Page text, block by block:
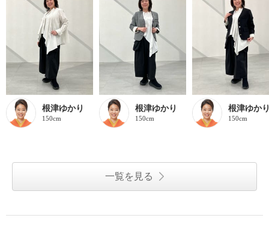
根津ゆかり
150cm
根津ゆかり
150cm
根津ゆか
150cm
一覧を見る